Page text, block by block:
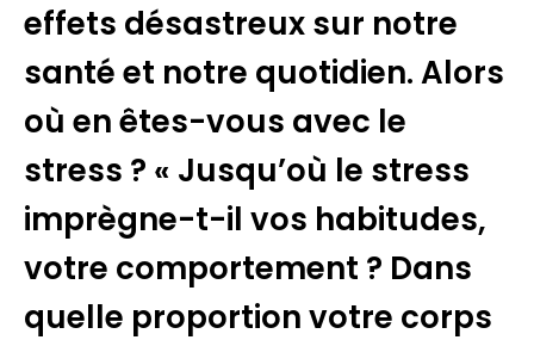
effets désastreux sur notre
santé et notre quotidien. Alors
où en êtes-vous avec le
stress ? « Jusqu’où le stress
imprègne-t-il vos habitudes,
votre comportement ? Dans
quelle proportion votre corps